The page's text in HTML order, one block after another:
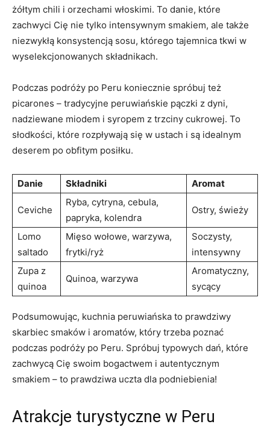
żółtym chili i orzechami włoskimi. ⁣To danie, które
zachwyci Cię nie tylko intensywnym smakiem, ale także
niezwykłą konsystencją sosu, którego tajemnica tkwi w
wyselekcjonowanych składnikach.
Podczas podróży po‍ Peru koniecznie spróbuj też
picarones – tradycyjne peruwiańskie pączki z dyni,
nadziewane miodem i syropem z trzciny cukrowej. To
słodkości, które rozpływają ⁣się w ustach i są idealnym
deserem ‍po obfitym posiłku.
Danie Składniki Aromat
Ceviche
Ryba, cytryna, cebula,
papryka, ⁢kolendra
Ostry, świeży
Lomo
saltado
Mięso wołowe, warzywa,
frytki/ryż
Soczysty,
intensywny
Zupa z
quinoa
Quinoa, warzywa
Aromatyczny,
sycący
Podsumowując, kuchnia peruwiańska⁢ to prawdziwy
skarbiec smaków i aromatów, który trzeba poznać
podczas ​podróży po Peru. Spróbuj typowych dań, które
zachwycą Cię ​swoim bogactwem i‌ autentycznym
smakiem – to prawdziwa⁢ uczta dla podniebienia!
Atrakcje turystyczne w Peru